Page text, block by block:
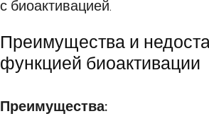
с биоактивацией.
Преимущества и
функцией биоактивации
Преимущества: